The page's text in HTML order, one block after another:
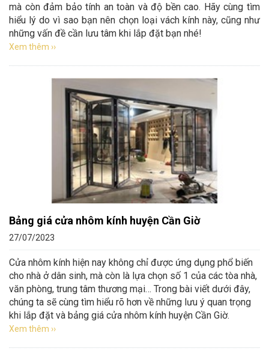
mà còn đảm bảo tính an toàn và độ bền cao. Hãy cùng tìm
hiểu lý do vì sao bạn nên chọn loại vách kính này, cũng như
những vấn đề cần lưu tâm khi lắp đặt bạn nhé!
Xem thêm ››
Bảng giá cửa nhôm kính huyện Cần Giờ
27/07/2023
Cửa nhôm kính hiện nay không chỉ được ứng dụng phổ biến
cho nhà ở dân sinh, mà còn là lựa chọn số 1 của các tòa nhà,
văn phòng, trung tâm thương mại… Trong bài viết dưới đây,
chúng ta sẽ cùng tìm hiểu rõ hơn về những lưu ý quan trọng
khi lắp đặt và bảng giá cửa nhôm kính huyện Cần Giờ.
Xem thêm ››